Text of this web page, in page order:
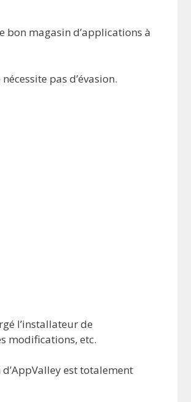
bon magasin d’applications à
pas d’évasion.
l’installateur de
modifications, etc.
est totalement